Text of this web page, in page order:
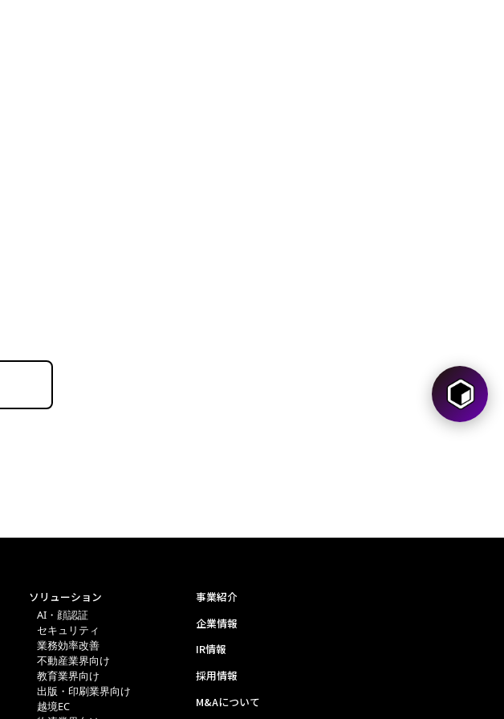
ソリューション
AI・顔認証
セキュリティ
業務効率改善
不動産業界向け
教育業界向け
出版・印刷業界向け
越境EC
事業紹介
企業情報
IR情報
採用情報
M&Aについて